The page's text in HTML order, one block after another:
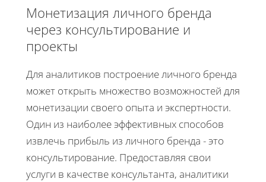
Монетизация личного бренда
через консультирование и
проекты
Для аналитиков построение личного бренда
может открыть множество возможностей для
монетизации своего опыта и экспертности.
Один из наиболее эффективных способов
извлечь прибыль из личного бренда - это
консультирование. Предоставляя свои
услуги в качестве консультанта, аналитики